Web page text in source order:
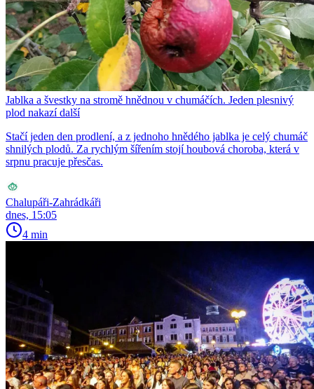
Jablka a švestky na stromě hnědnou v chumáčích. Jeden plesnivý
plod nakazí další
Stačí jeden den prodlení, a z jednoho hnědého jablka je celý chumáč
shnilých plodů. Za rychlým šířením stojí houbová choroba, která v
srpnu pracuje přesčas.
Chalupáři-Zahrádkáři
dnes, 15:05
4 min